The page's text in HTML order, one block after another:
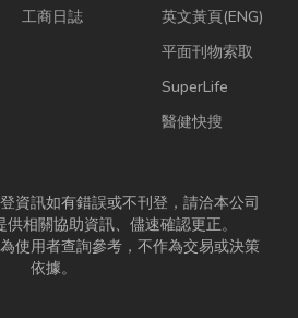
工商日誌
英文黃頁(ENG)
平面刊物索取
SuperLife
醫健快搜
資訊如有錯誤或不刊登，請洽本公司
供相關協助資訊、儘速確認更正。
使用者查詢參考，不作為交易或決策
依據。